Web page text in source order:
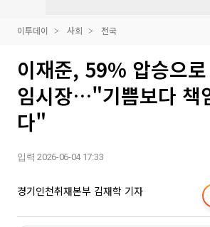
이투데이 사회 전국
이재준, 59% 압승으
임시장…"기쁨보다 책
다"
입력 2026-06-04 17:33
경기인천취재본부 김재학 기자